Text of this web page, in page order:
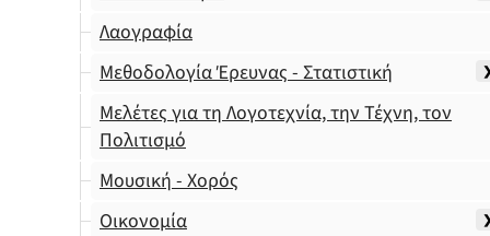
Λαογραφία
Μεθοδολογία Έρευνας - Στατιστική
Μελέτες για τη Λογοτεχνία, την Τέχνη, τον
Πολιτισμό
Μουσική - Χορός
Οικονομία